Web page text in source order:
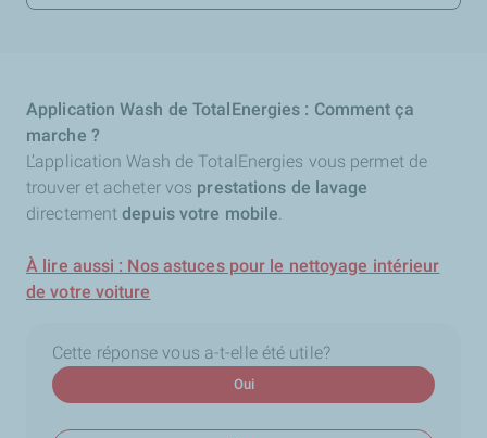
Application Wash de TotalEnergies : Comment ça
marche ?
L’application Wash de TotalEnergies vous permet de
trouver et acheter vos prestations de lavage
directementdepuis votre mobile.
À lire aussi : Nos astuces pour le nettoyage intérieur
de votre voiture
Cette réponse vous a-t-elle été utile?
Oui